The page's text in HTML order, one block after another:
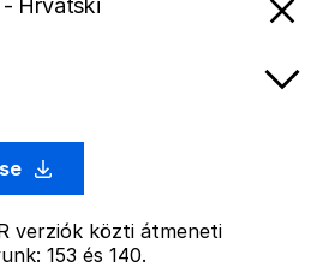
Hrvatski
verziók közti átmeneti
153 és 140.